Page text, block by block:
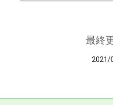
最終
2021/